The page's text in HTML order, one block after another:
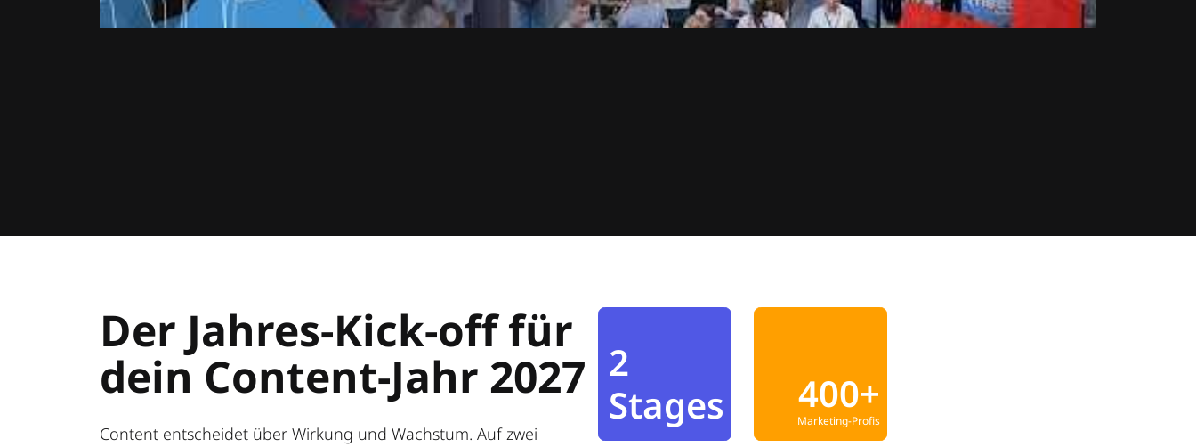
Der Jahres-Kick-off für
dein Content-Jahr 2027
Content entscheidet über Wirkung und Wachstum. Auf zwei
2
Stages
400+
Marketing-Profis